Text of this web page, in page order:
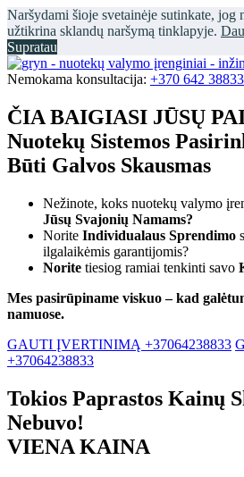
Naršydami šioje svetainėje sutinkate, jog
užtikrina sklandų naršymą tinklapyje.
Supratau
Nemokama konsultacija: +370 642 38833
ČIA BAIGIASI JŪSŲ
Nuotekų Sistemos
Būti Galvos Skausmas
Nežinote, koks nuotekų valymo
Jūsų Svajonių Namams?
Norite Individualaus Sprendimo
ilgalaikėmis garantijomis?
Norite tiesiog ramiai tenkinti savo
Mes pasirūpiname viskuo – kad
namuose.
GAUTI ĮVERTINIMĄ +37064238833
+37064238833
Tokios Paprastos Kainų
Nebuvo!
VIENA KAINA